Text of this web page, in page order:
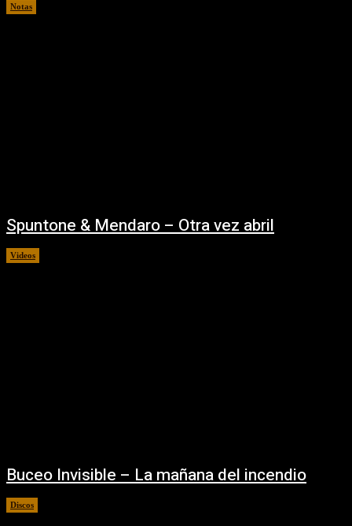
Notas
Spuntone & Mendaro – Otra vez abril
Videos
Buceo Invisible – La mañana del incendio
Discos